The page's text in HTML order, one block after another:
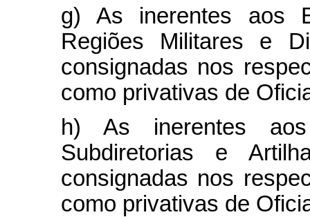
g) As inerentes aos
Regiões Militares e
consignadas nos
como privativas de
h) As inerentes aos
Subdiretorias e
consignadas nos
como privativas de